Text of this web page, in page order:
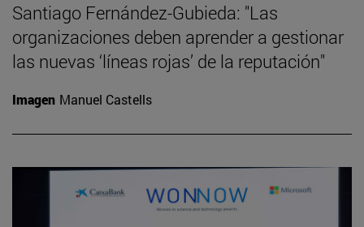
Santiago Fernández-Gubieda: "Las
organizaciones deben aprender a gestionar
las nuevas ‘líneas rojas’ de la reputación"
Imagen Manuel Castells